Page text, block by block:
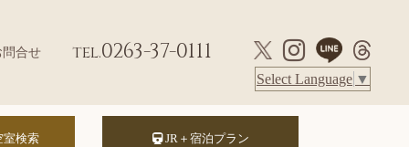
問合せ tel.0263-37-0111
Select Language ▼
JR＋宿泊プラン